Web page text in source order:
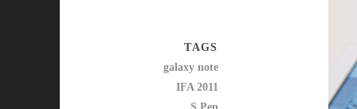
TAGS
galaxy note
IFA 2011